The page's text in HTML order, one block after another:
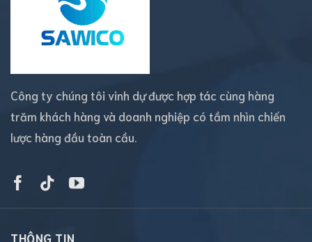
Công ty chúng tôi vinh dự được hợp tác cùng hàng
trăm khách hàng và doanh nghiệp có tầm nhìn chiến
lược hàng đầu toàn cầu.
THÔNG TIN